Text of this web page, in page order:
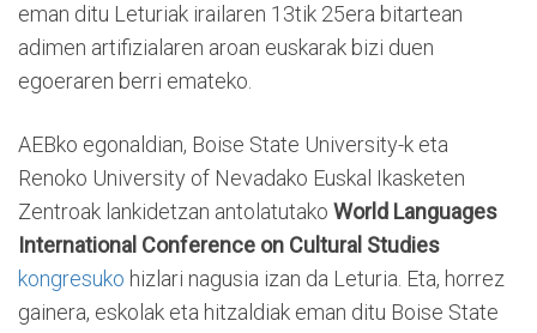
eman ditu Leturiak irailaren 13tik 25era bitartean
adimen artifizialaren aroan euskarak bizi duen
egoeraren berri emateko.
AEBko egonaldian, Boise State University-k eta
Renoko University of Nevadako Euskal Ikasketen
Zentroak lankidetzan antolatutako World Languages
International Conference on Cultural Studies
kongresuko hizlari nagusia izan da Leturia. Eta, horrez
gainera, eskolak eta hitzaldiak eman ditu Boise State